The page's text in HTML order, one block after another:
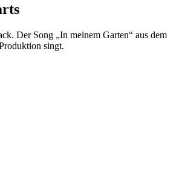
Der Song „In meinem Garten“ aus dem
singt.